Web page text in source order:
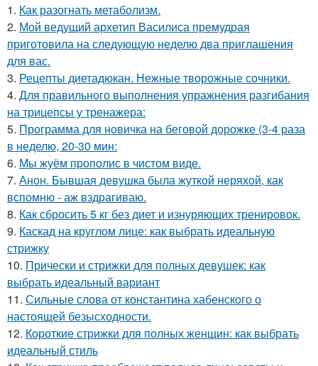
1. Как разогнать метаболизм.
2. Мой ведущий архетип Василиса премудрая
приготовила на следующую неделю два приглашения
для вас.
3. Рецепты диетадюкан. Нежные творожные сочники.
4. Для правильного выполнения упражнения разгибания
на трицепсы у тренажера:
5. Программа для новичка на беговой дорожке (3-4 раза
в неделю, 20-30 мин:
6. Мы жуём прополис в чистом виде.
7. Анон. Бывшая девушка была жуткой неряхой, как
вспомню - аж вздрагиваю.
8. Как сбросить 5 кг без диет и изнуряющих тренировок.
9. Каскад на круглом лице: как выбрать идеальную
стрижку
10. Прически и стрижки для полных девушек: как
выбрать идеальный вариант
11. Сильные слова от константина хабенского о
настоящей безысходности.
12. Короткие стрижки для полных женщин: как выбрать
идеальный стиль